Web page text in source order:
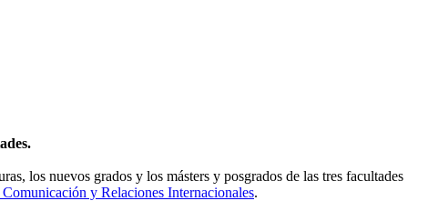
los nuevos grados y los másters y posgrados de las tres facultades
y Relaciones Internacionales.